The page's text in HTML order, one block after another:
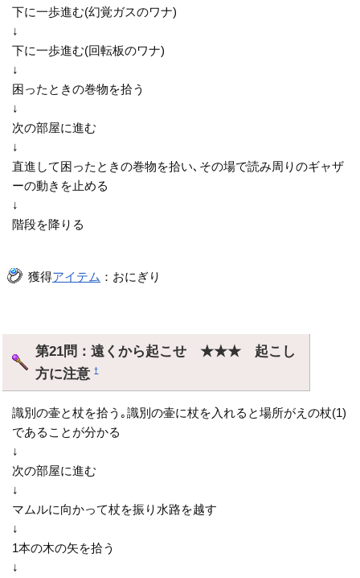
下に一歩進む(幻覚ガスのワナ)
↓
下に一歩進む(回転板のワナ)
↓
困ったときの巻物を拾う
↓
次の部屋に進む
↓
直進して困ったときの巻物を拾い､その場で読み周りのギャザ
ーの動きを止める
↓
階段を降りる
獲得アイテム ：おにぎり
第21問：遠くから起こせ ★★★ 起こし
方に注意†
識別の壷と杖を拾う｡識別の壷に杖を入れると場所がえの杖(1)
であることが分かる
↓
次の部屋に進む
↓
マムルに向かって杖を振り水路を越す
↓
1本の木の矢を拾う
↓